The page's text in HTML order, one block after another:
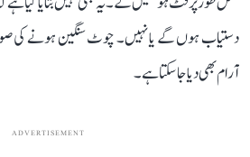
دستیاب ہوں گے یا نہیں۔ چوٹ سنگین ہونے کی
آرام بھی دیا جا سکتا ہے۔
ADVERTISEMENT